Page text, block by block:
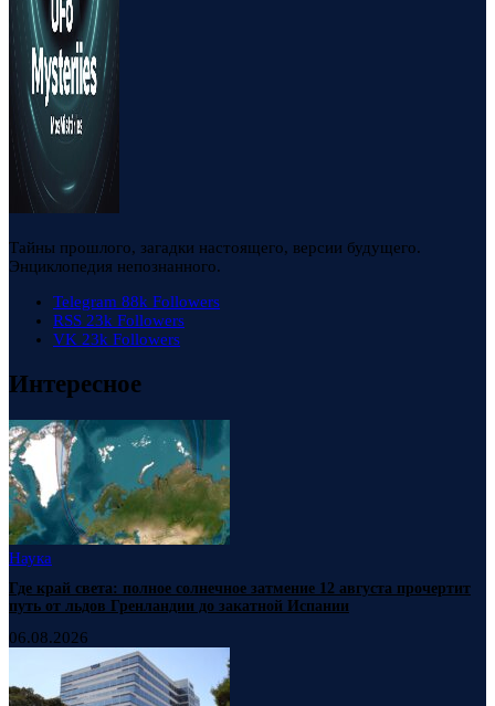
Тайны прошлого, загадки настоящего, версии будущего.
Энциклопедия непознанного.
Telegram 88k Followers
RSS 23k Followers
VK 23k Followers
Интересное
Наука
Где край света: полное солнечное затмение 12 августа прочертит
путь от льдов Гренландии до закатной Испании
06.08.2026